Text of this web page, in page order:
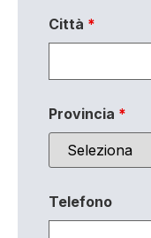
Città *
Provincia *
Telefono